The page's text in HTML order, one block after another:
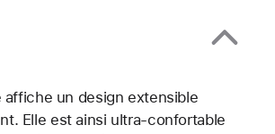
un design extensible
Elle est ainsi ultra-confortable